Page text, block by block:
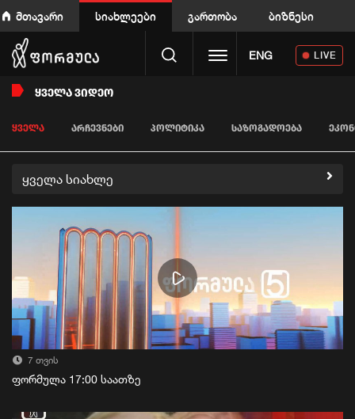
მთავარი სიახლეები გართობა ბიზნესი
Toggle navigation
ENG LIVE
ᲧᲕᲔᲚᲐ ᲕᲘᲓᲔᲝ
ᲧᲕᲔᲚᲐ ᲐᲠᲩᲔᲕᲜᲔᲑᲘ ᲞᲝᲚᲘᲢᲘᲙᲐ ᲡᲐᲖᲝᲒᲐᲓᲝᲔᲑᲐ
ყველა სიახლე
7 თვის
ფორმულა 17:00 საათზე